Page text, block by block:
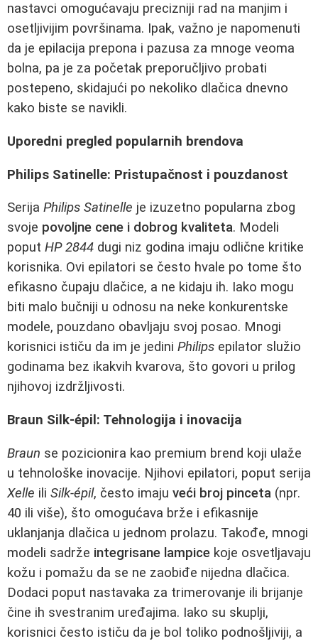
nastavci omogućavaju precizniji rad na manjim i
osetljivijim površinama. Ipak, važno je napomenuti
da je epilacija prepona i pazusa za mnoge veoma
bolna, pa je za početak preporučljivo probati
postepeno, skidajući po nekoliko dlačica dnevno
kako biste se navikli.
Uporedni pregled popularnih brendova
Philips Satinelle: Pristupačnost i pouzdanost
Serija Philips Satinelle je izuzetno popularna zbog
svoje povoljne cene i dobrog kvaliteta. Modeli
poput HP 2844 dugi niz godina imaju odlične kritike
korisnika. Ovi epilatori se često hvale po tome što
efikasno čupaju dlačice, a ne kidaju ih. Iako mogu
biti malo bučniji u odnosu na neke konkurentske
modele, pouzdano obavljaju svoj posao. Mnogi
korisnici ističu da im je jedini Philips epilator služio
godinama bez ikakvih kvarova, što govori u prilog
njihovoj izdržljivosti.
Braun Silk-épil: Tehnologija i inovacija
Braun se pozicionira kao premium brend koji ulaže
u tehnološke inovacije. Njihovi epilatori, poput serija
Xelle ili Silk-épil, često imaju veći broj pinceta (npr.
40 ili više), što omogućava brže i efikasnije
uklanjanja dlačica u jednom prolazu. Takođe, mnogi
modeli sadrže integrisane lampice koje osvetljavaju
kožu i pomažu da se ne zaobiđe nijedna dlačica.
Dodaci poput nastavaka za trimerovanje ili brijanje
čine ih svestranim uređajima. Iako su skuplji,
korisnici često ističu da je bol toliko podnošljiviji, a